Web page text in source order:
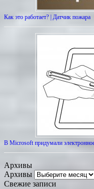
Как это работает? | Датчик пожара
В Microsoft придумали
Архивы
Архивы
Свежие записи